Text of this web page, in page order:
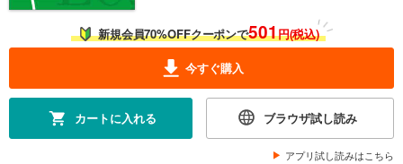
新規会員70%OFFクーポンで501円(税込)
今すぐ購入
カートに入れる ブラウザ試し読み
アプリ試し読みはこちら